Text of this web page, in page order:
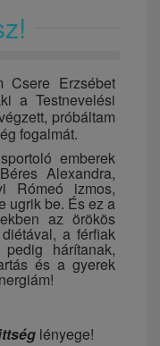
Csere Erzsébet
a Testnevelési
próbáltam
fogalmát.
emberek
Alexandra,
Rómeó izmos,
ugrik be. És ez a
az örökös
a férfiak
hárítanak,
és a gyerek
lényege!